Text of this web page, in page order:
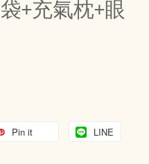
+充氣枕+眼
Pin it LINE